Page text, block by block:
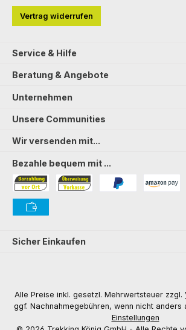
Vertrag widerrufen
Service & Hilfe
Beratung & Angebote
Unternehmen
Unsere Communities
Wir versenden mit...
Bezahle bequem mit ...
Bezahlung in der Filiale
Sicher Einkaufen
Alle Preise inkl. gesetzl. Mehrwertsteuer zzgl.
ggf. Nachnahmegebühren, wenn nicht anders
Einstellungen